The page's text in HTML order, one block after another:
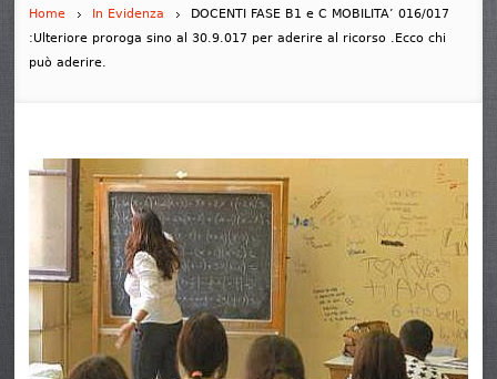
Home In Evidenza
DOCENTI FASE B1 e C MOBILITA’ 016/017
:Ulteriore proroga sino al 30.9.017 per aderire al ricorso .Ecco chi
può aderire.